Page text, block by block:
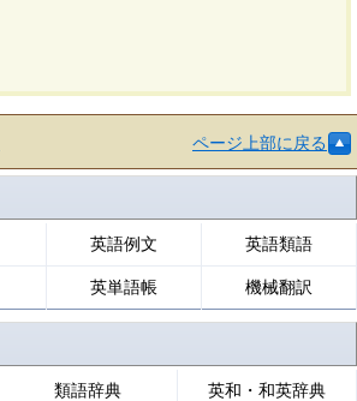
ページ上部に戻る
英語例文 英語類語
英単語帳 機械翻訳
類語辞典 英和・和英辞典